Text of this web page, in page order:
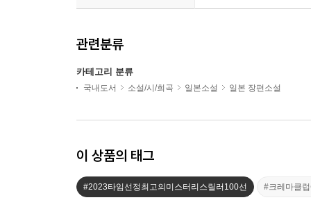
관련분류
카테고리 분류
국내도서 소설/시/희곡 일본소설 일본 장편소설
이 상품의 태그
#2023타임선정최고의미스터리스릴러100선 #크레마클